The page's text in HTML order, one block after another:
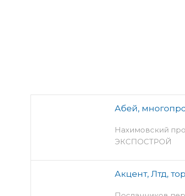
Абей,
Нахимовский
ЭКСПОСТРОЙ
Акцент, Лтд,